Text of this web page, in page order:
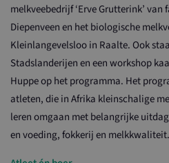
melkveebedrijf ‘Erve Grutterink’
Diepenveen en het biologische
Kleinlangevelsloo in Raalte. Ook
Stadslanderijen en een workshop
Huppe op het programma. Het
atleten, die in Afrika kleinschalige
leren omgaan met belangrijke
en voeding, fokkerij en melkkwaliteit.